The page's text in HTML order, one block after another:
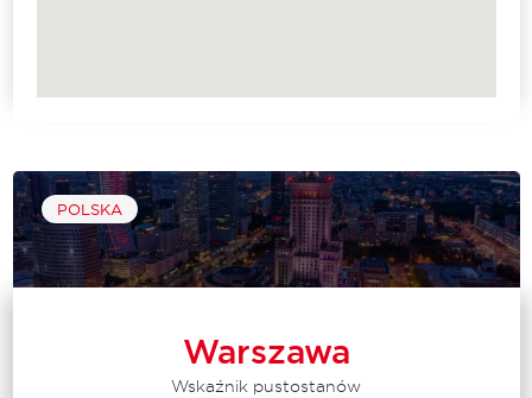
POLSKA
Warszawa
Wskaźnik pustostanów